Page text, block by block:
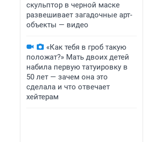
скульптор в черной маске
развешивает загадочные арт-
объекты — видео
«Как тебя в гроб такую
положат?» Мать двоих детей
набила первую татуировку в
50 лет — зачем она это
сделала и что отвечает
хейтерам